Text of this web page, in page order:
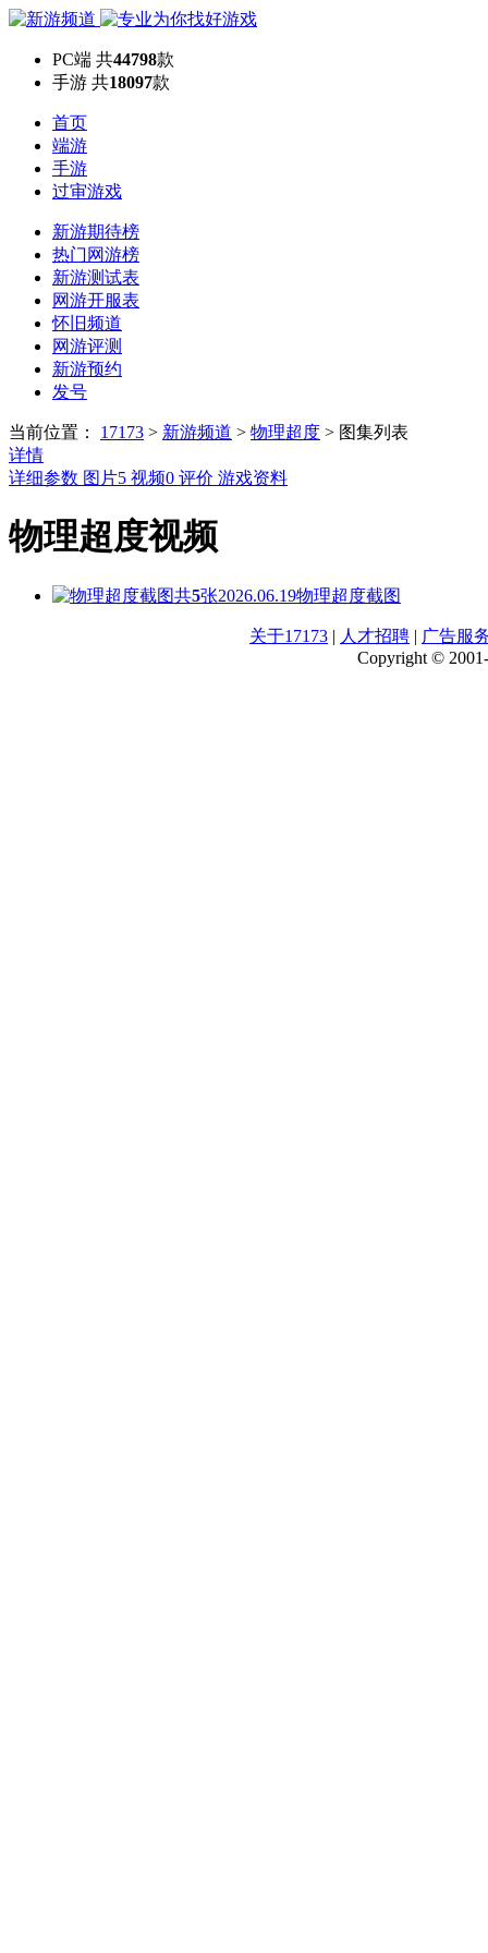
PC端 共44798款
手游 共18097款
首页
端游
手游
过审游戏
新游期待榜
热门网游榜
新游测试表
网游开服表
怀旧频道
网游评测
新游预约
发号
当前位置： 17173 > 新游频道 > 物理超度 > 图集列表
详情
详细参数 图片5 视频0 评价 游戏资料
物理超度视频
共5张2026.06.19物理超度截图
关于17173 | 人才招聘 | 广告服
Copyright ©